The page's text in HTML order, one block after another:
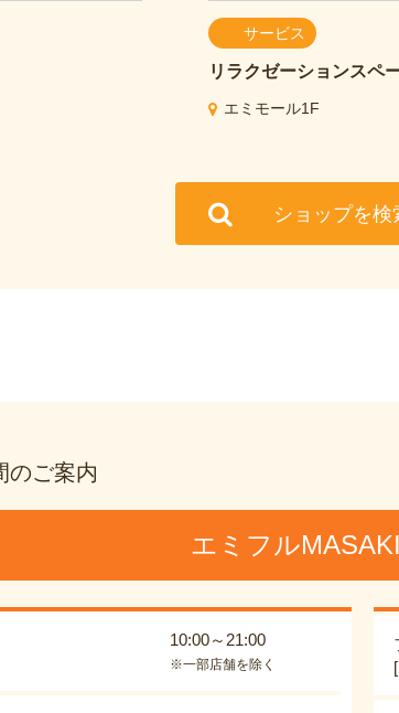
サービス
リラクゼーションスペ
エミモール1F
ショップを検
のご案内
エミフル
10:00～21:00
※一部店舗を除く